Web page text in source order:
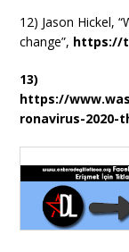
12) Jason Hickel,
change”, https://
13)
https://
ronavirus-2020-